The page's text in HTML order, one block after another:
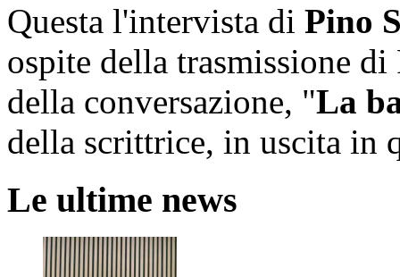
Questa l'intervista di Pino
ospite della trasmissione
della conversazione, "La
della scrittrice, in uscita in
Le ultime news